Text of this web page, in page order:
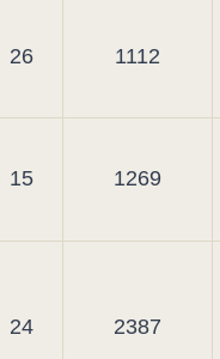
26 1112
15 1269
24 2387